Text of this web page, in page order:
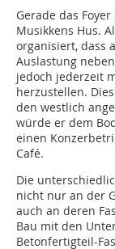
Gerade das
Musikkens Hus.
organisiert, dass
Auslastung
jedoch jederzeit
herzustellen.
den westlich
würde er dem
einen
Café.
Die
nicht nur an der
auch an deren
Bau mit den
Betonfertigteil-